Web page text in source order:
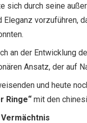
sich durch seine
Eleganz vorzuführen,
an der Entwicklung
Ansatz, der auf
und heute
Ringe“mit den